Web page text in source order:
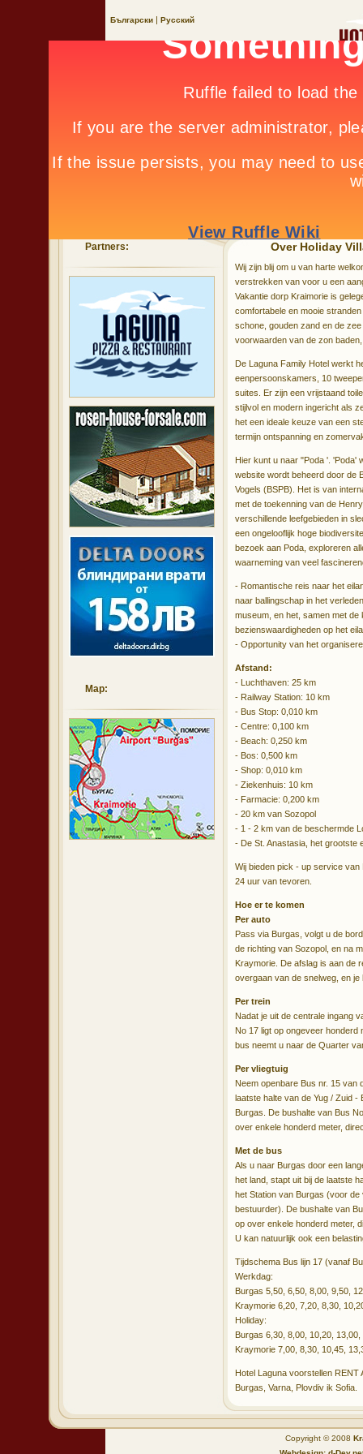
Български | Русский
Partners:
Map:
Over Holiday
Wij zijn blij om u van harte
verstrekken van voor u een
Vakantie dorp Kraimorie is
comfortabele en mooie
schone, gouden zand en de
voorwaarden van de zon
De Laguna Family Hotel werkt
eenpersoonskamers, 10
suites. Er zijn een vrijstaand
stijlvol en modern ingericht als
het een ideale keuze van een
termijn ontspanning en
Hier kunt u naar "Poda '. 'Poda'
website wordt beheerd door de
Vogels (BSPB). Het is van
met de toekenning van de
verschillende leefgebieden in
een ongelooflijk hoge
bezoek aan Poda, exploreren
waarneming van veel
- Romantische reis naar het
naar ballingschap in het
museum, en het, samen met
bezienswaardigheden op het
- Opportunity van het
Afstand:
- Luchthaven: 25 km
- Railway Station: 10 km
- Bus Stop: 0,010 km
- Centre: 0,100 km
- Beach: 0,250 km
- Bos: 0,500 km
- Shop: 0,010 km
- Ziekenhuis: 10 km
- Farmacie: 0,200 km
- 20 km van Sozopol
- 1 - 2 km van de beschermde
- De St. Anastasia, het grootste
Wij bieden pick - up service
24 uur van tevoren.
Hoe er te komen
Per auto
Pass via Burgas, volgt u de
de richting van Sozopol, en na
Kraymorie. De afslag is aan de
overgaan van de snelweg, en
Per trein
Nadat je uit de centrale ingang
No 17 ligt op ongeveer honderd
bus neemt u naar de Quarter
Per vliegtuig
Neem openbare Bus nr. 15 van
laatste halte van de Yug / Zuid -
Burgas. De bushalte van Bus
over enkele honderd meter,
Met de bus
Als u naar Burgas door een
het land, stapt uit bij de laatste
het Station van Burgas (voor
bestuurder). De bushalte van
op over enkele honderd meter,
U kan natuurlijk ook een
Tijdschema Bus lijn 17 (vanaf
Werkdag:
Burgas 5,50, 6,50, 8,00, 9,50,
Kraymorie 6,20, 7,20, 8,30,
Holiday:
Burgas 6,30, 8,00, 10,20,
Kraymorie 7,00, 8,30, 10,45,
Hotel Laguna voorstellen RENT
Burgas, Varna, Plovdiv ik Sofia.
Copyright © 2008